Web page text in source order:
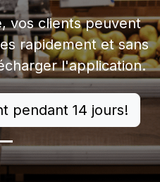
vos clients peuvent
rapidement et sans
l'application.
pendant 14 jours!